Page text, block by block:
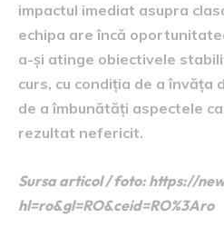
impactul imediat asupra
echipa are încă
a-și atinge obiectivele
curs, cu condiția de a învăța
de a îmbunătăți aspectele
rezultat nefericit.
Sursa articol / foto: https://
hl=ro&gl=RO&ceid=RO%3Aro